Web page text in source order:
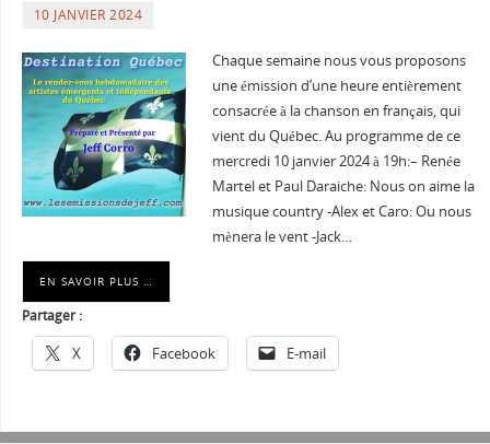
10 JANVIER 2024
Chaque semaine nous vous proposons
une émission d’une heure entièrement
consacrée à la chanson en français, qui
vient du Québec. Au programme de ce
mercredi 10 janvier 2024 à 19h:– Renée
Martel et Paul Daraiche: Nous on aime la
musique country -Alex et Caro: Ou nous
mènera le vent -Jack…
EN SAVOIR PLUS …
Partager :
X Facebook E-mail